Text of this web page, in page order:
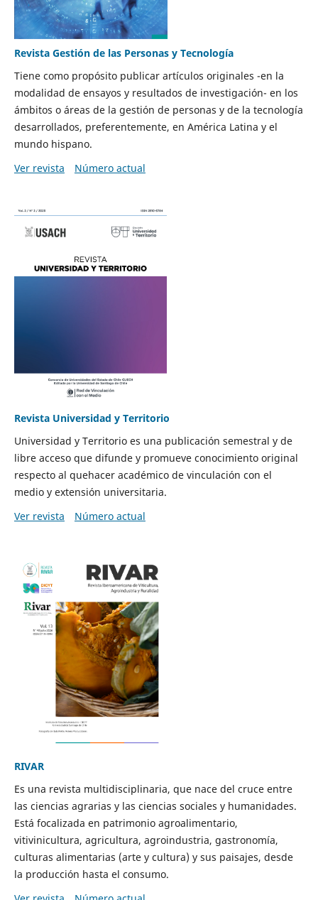
Revista Gestión de las Personas y Tecnología
Tiene como propósito publicar artículos originales -en la
modalidad de ensayos y resultados de investigación- en los
ámbitos o áreas de la gestión de personas y de la tecnología
desarrollados, preferentemente, en América Latina y el
mundo hispano.
Ver revista
Número actual
Revista Universidad y Territorio
Universidad y Territorio es una publicación semestral y de
libre acceso que difunde y promueve conocimiento original
respecto al quehacer académico de vinculación con el
medio y extensión universitaria.
Ver revista
Número actual
RIVAR
Es una revista multidisciplinaria, que nace del cruce entre
las ciencias agrarias y las ciencias sociales y humanidades.
Está focalizada en patrimonio agroalimentario,
vitivinicultura, agricultura, agroindustria, gastronomía,
culturas alimentarias (arte y cultura) y sus paisajes, desde
la producción hasta el consumo.